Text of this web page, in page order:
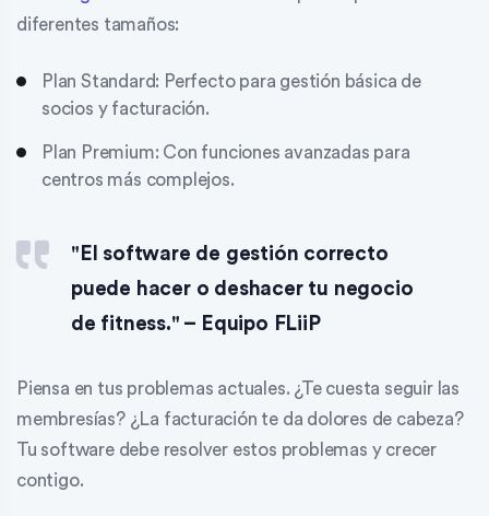
diferentes tamaños:
Plan Standard: Perfecto para gestión básica de
socios y facturación.
Plan Premium: Con funciones avanzadas para
centros más complejos.
"El software de gestión correcto
puede hacer o deshacer tu negocio
de fitness." – Equipo FLiiP
Piensa en tus problemas actuales. ¿Te cuesta seguir las
membresías? ¿La facturación te da dolores de cabeza?
Tu software debe resolver estos problemas y crecer
contigo.